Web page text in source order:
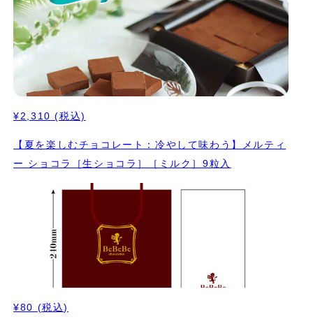
¥2,310 (税込)
【夏を楽しむチョコレート：冷やして味わう】メルティ
ー ショコラ［生ショコラ］［ミルク］9粒入
¥80 (税込)